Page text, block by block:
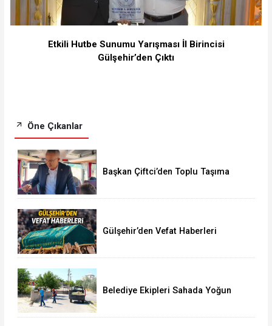
Etkili Hutbe Sunumu Yarışması İl Birincisi
Gülşehir’den Çıktı
Öne Çıkanlar
Başkan Çiftci’den Toplu Taşıma
Gülşehir’den Vefat Haberleri
Belediye Ekipleri Sahada Yoğun